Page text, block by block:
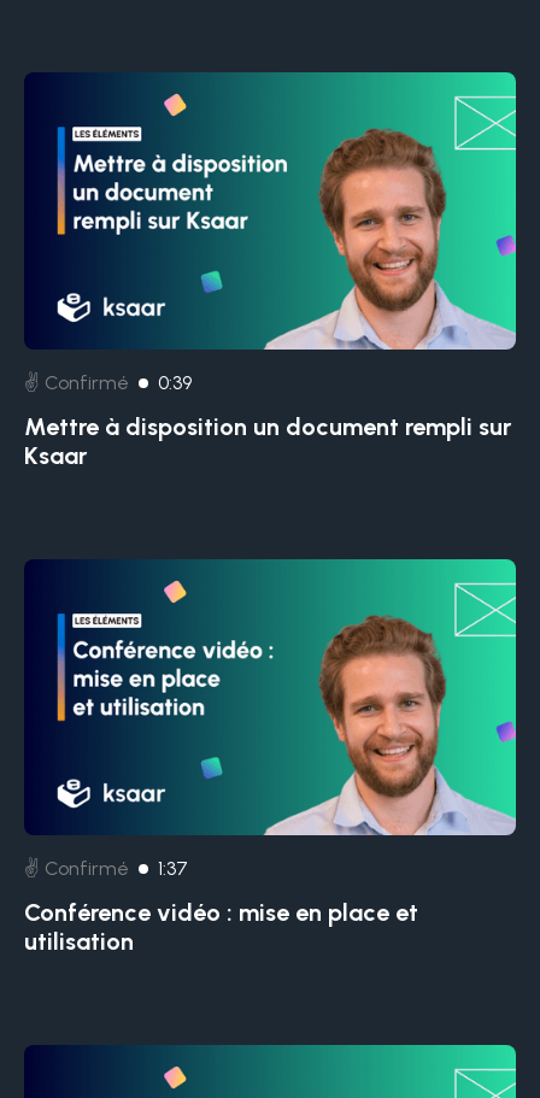
✌️ Confirmé 0:39
Mettre à disposition un document rempli sur
Ksaar
✌️ Confirmé 1:37
Conférence vidéo : mise en place et
utilisation